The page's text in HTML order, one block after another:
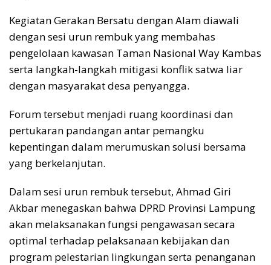
Kegiatan Gerakan Bersatu dengan Alam diawali
dengan sesi urun rembuk yang membahas
pengelolaan kawasan Taman Nasional Way Kambas
serta langkah-langkah mitigasi konflik satwa liar
dengan masyarakat desa penyangga.
Forum tersebut menjadi ruang koordinasi dan
pertukaran pandangan antar pemangku
kepentingan dalam merumuskan solusi bersama
yang berkelanjutan.
Dalam sesi urun rembuk tersebut, Ahmad Giri
Akbar menegaskan bahwa DPRD Provinsi Lampung
akan melaksanakan fungsi pengawasan secara
optimal terhadap pelaksanaan kebijakan dan
program pelestarian lingkungan serta penanganan